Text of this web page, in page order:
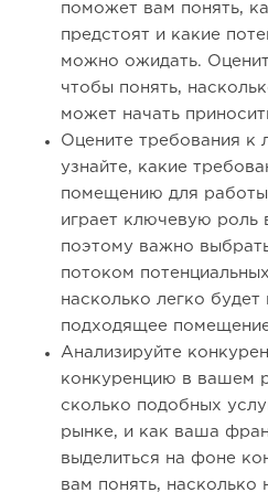
поможет вам понять,
предстоят и какие
можно ожидать.
чтобы понять,
может начать
Оцените требования к
узнайте, какие
помещению для
играет ключевую роль
поэтому важно
потоком
насколько легко будет
подходящее
Анализируйте
конкуренцию в вашем
сколько подобных
рынке, и как ваша
выделиться на фоне
вам понять,